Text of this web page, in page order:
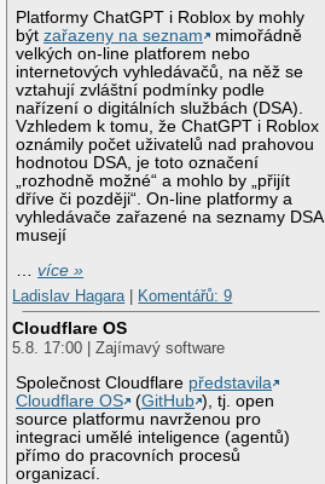
Platformy ChatGPT i Roblox by mohly
býtzařazeny na seznam
mimořádně
velkých on-line platforem nebo
internetových vyhledávačů, na něž se
vztahují zvláštní podmínky podle
nařízení o digitálních službách (DSA).
Vzhledem k tomu, že ChatGPT i Roblox
oznámily počet uživatelů nad prahovou
hodnotou DSA, je toto označení
„rozhodně možné“ a mohlo by „přijít
dříve či později“. On-line platformy a
vyhledávače zařazené na seznamy DSA
musejí
…více »
Ladislav Hagara| Komentářů: 9
Cloudflare OS
5.8. 17:00 | Zajímavý software
Společnost Cloudflare představila
Cloudflare OS
(GitHub ), tj. open
source platformu navrženou pro
integraci umělé inteligence (agentů)
přímo do pracovních procesů
organizací.